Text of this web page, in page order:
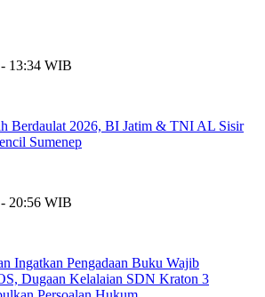
13:34 WIB
Berdaulat 2026, BI Jatim & TNI AL Sisir
Sumenep
20:56 WIB
Ingatkan Pengadaan Buku Wajib
Dugaan Kelalaian SDN Kraton 3